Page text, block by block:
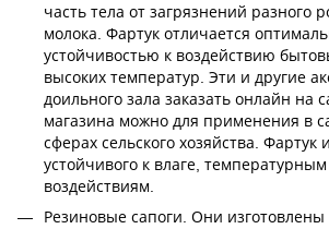
часть тела от загрязнений разного
молока. Фартук отличается
устойчивостью к воздействию
высоких температур. Эти и другие
доильного зала заказать онлайн на
магазина можно для применения в
сферах сельского хозяйства. Фартук
устойчивого к влаге,
воздействиям.
Резиновые сапоги. Они изготовлены